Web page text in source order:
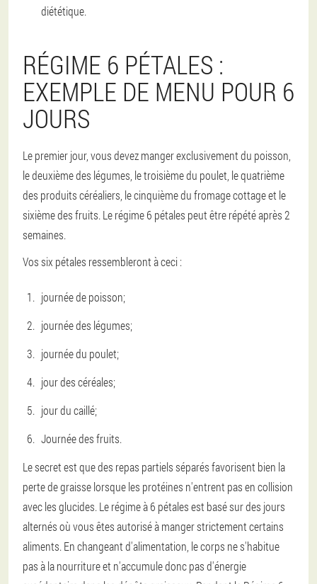
diététique.
RÉGIME 6 PÉTALES :
EXEMPLE DE MENU POUR 6
JOURS
Le premier jour, vous devez manger exclusivement du poisson,
le deuxième des légumes, le troisième du poulet, le quatrième
des produits céréaliers, le cinquième du fromage cottage et le
sixième des fruits. Le régime 6 pétales peut être répété après 2
semaines.
Vos six pétales ressembleront à ceci :
journée de poisson;
journée des légumes;
journée du poulet;
jour des céréales;
jour du caillé;
Journée des fruits.
Le secret est que des repas partiels séparés favorisent bien la
perte de graisse lorsque les protéines n'entrent pas en collision
avec les glucides. Le régime à 6 pétales est basé sur des jours
alternés où vous êtes autorisé à manger strictement certains
aliments. En changeant d'alimentation, le corps ne s'habitue
pas à la nourriture et n'accumule donc pas d'énergie